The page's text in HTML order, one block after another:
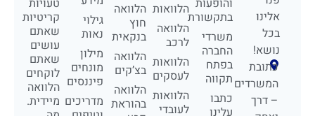
אלינו
בכל
נושא!
כתובת
המשרדים
– דרך
והופעות
בתקשורת
משרדי
החברה
בפתח
תקווה
כתבו
הלוואות
הלוואה
לרכב
הלוואות
לעסקים
הלוואות
לעובדי
הלוואה
חוץ
בנקאית
הלוואה
בצ’קים
הלוואה
בהוראת
גילוי
נאות
מילון
מונחים
פיננסים
מדריכים
טעויות
קריטיות
שאתם
עושים
שאתם
לוקחים
הלוואה
מיידית.